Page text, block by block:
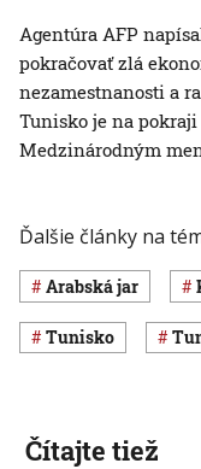
Agentúra AFP
pokračovať zlá
nezamestnanosti a
Tunisko je na
Medzinárodným
Ďalšie články na
arabská jar
Tunisko
Čítajte tiež